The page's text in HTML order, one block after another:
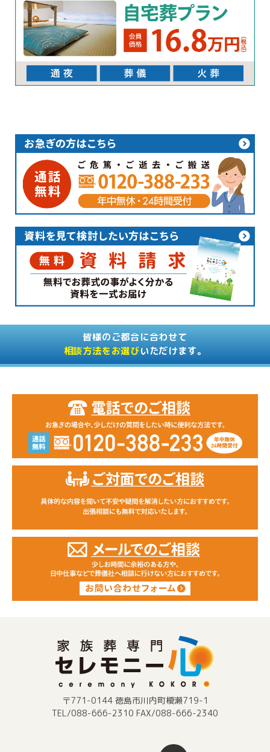
皆様のご都合に合わせて
相談方法をお選びいただけます。
〒771-0144 徳島市川内町榎瀬719-1
TEL/088-666-2310 FAX/088-666-2340